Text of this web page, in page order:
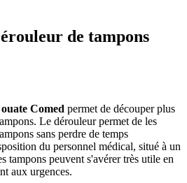
de tampons
Comed permet de découper plus
Le dérouleur permet de les
sans perdre de temps
du personnel médical, situé à un
tampons peuvent s'avérer très utile en
aux urgences.